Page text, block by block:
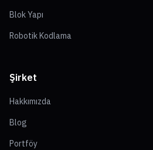
Blok Yapı
Robotik Kodlama
Şirket
Hakkımızda
Blog
Portföy